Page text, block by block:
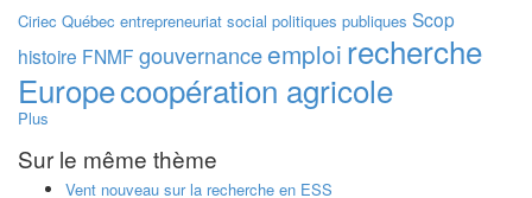
Ciriec Québec entrepreneuriat social politiques publiques Scop
histoire FNMF gouvernanceemploi recherche
Europecoopération agricole
Plus
Sur le même thème
Vent nouveau sur la recherche en ESS